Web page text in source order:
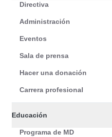
Directiva
Administración
Eventos
Sala de prensa
Hacer una donación
Carrera profesional
Educación
Programa de MD